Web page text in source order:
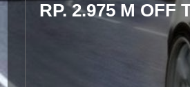
RP. 2.975 M OFF